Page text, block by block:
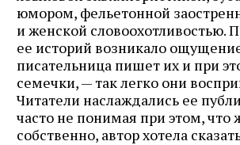
юмором, фельетонной
и женской словоохотливостью.
ее историй возникало
писательница пишет их и при
семечки, — так легко они
Читатели наслаждались ее
часто не понимая при этом, что
собственно, автор хотела